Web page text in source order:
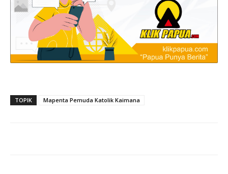
TOPIK Mapenta Pemuda Katolik Kaimana